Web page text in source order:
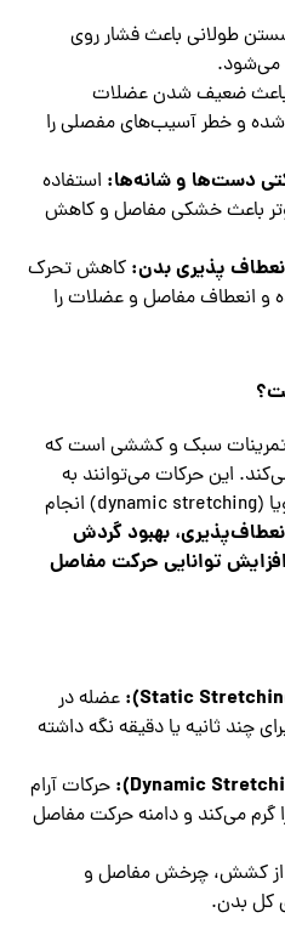
طولانی باعث فشار روی
می‌شود.
ضعیف شدن عضلات
و خطر آسیب‌های مفصلی را
دست‌ها و شانه‌ها: استفاده
باعث خشکی مفاصل و کاهش
پذیری بدن: کاهش تحرک
و انعطاف مفاصل و عضلات را
سبک و کششی است که
این حرکات می‌توانند به
صورت ایستا (stretching) یا پویا (dynamic stretching) انجام
بهبود گردش
توانایی حرکت مفاصل
عضله در
چند ثانیه یا دقیقه نگه داشته
حرکات آرام
گرم می‌کند و دامنه حرکت مفاصل
از کشش، چرخش مفاصل و
کل بدن.